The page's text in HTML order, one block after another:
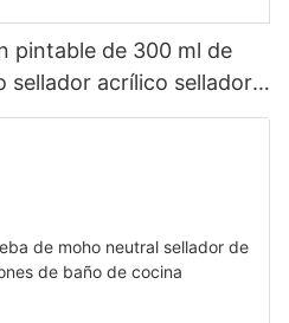
pintable de 300 ml de
sellador acrílico sellador